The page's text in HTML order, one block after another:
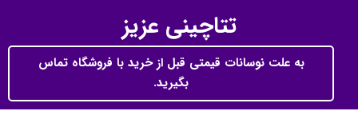
تتاچینی عزیز
به علت نوسانات قیمتی قبل از خرید با فروشگاه تماس
بگیرید.